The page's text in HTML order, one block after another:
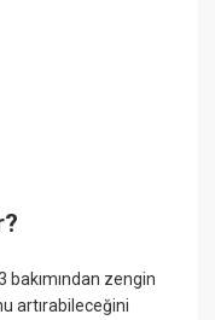
bakımından zengin
artırabileceğini